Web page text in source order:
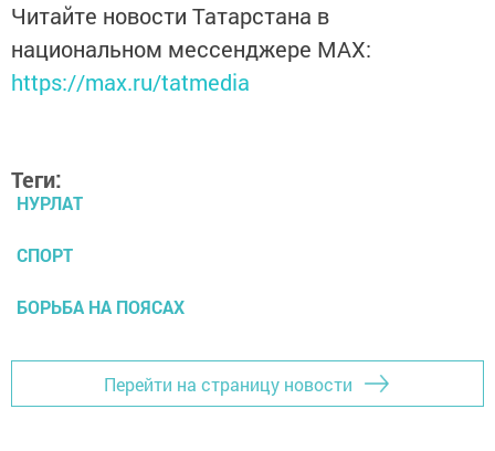
Читайте новости Татарстана в
национальном мессенджере MАХ:
https://max.ru/tatmedia
Теги:
НУРЛАТ
СПОРТ
БОРЬБА НА ПОЯСАХ
Перейти на страницу новости